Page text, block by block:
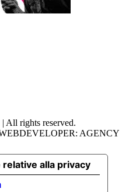
All rights reserved.
AGENCY
alla privacy